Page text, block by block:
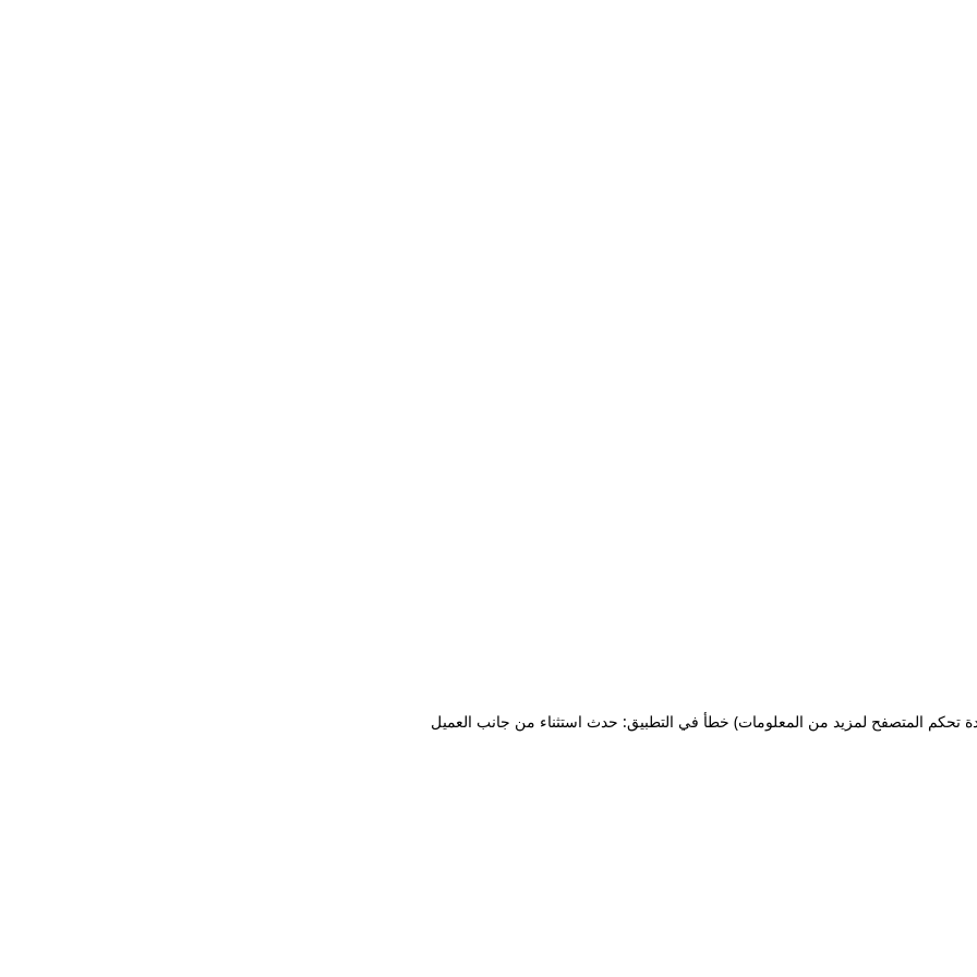
خطأ في التطبيق: حدث استثناء من جانب العميل تحكم المتصفح لمزيد من المعلومات)